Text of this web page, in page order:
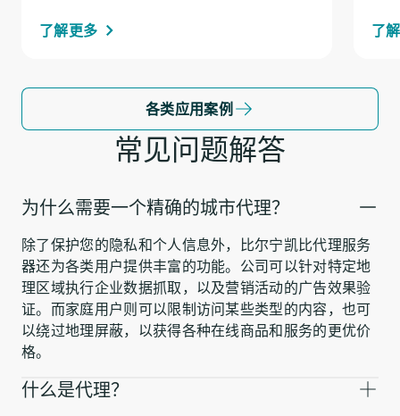
了解更多 了
各类应用案例
常见问题解答
为什么需要一个精确的城市代理？
除了保护您的隐私和个人信息外，比尔宁凯比代理服务
器还为各类用户提供丰富的功能。公司可以针对特定地
理区域执行企业数据抓取，以及营销活动的广告效果验
证。而家庭用户则可以限制访问某些类型的内容，也可
以绕过地理屏蔽，以获得各种在线商品和服务的更优价
格。
什么是代理？